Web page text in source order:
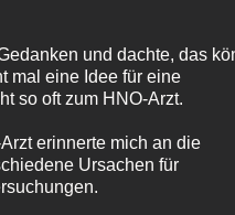
und dachte, das
mal eine Idee für eine
so oft zum HNO-Arzt.
erinnerte mich an die
Ursachen für